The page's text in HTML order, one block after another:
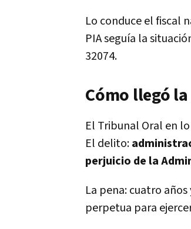
Lo conduce el fiscal
PIA seguía la
32074.
Cómo llegó
El Tribunal Oral en
El delito:
perjuicio de la
La pena: cuatro
perpetua para